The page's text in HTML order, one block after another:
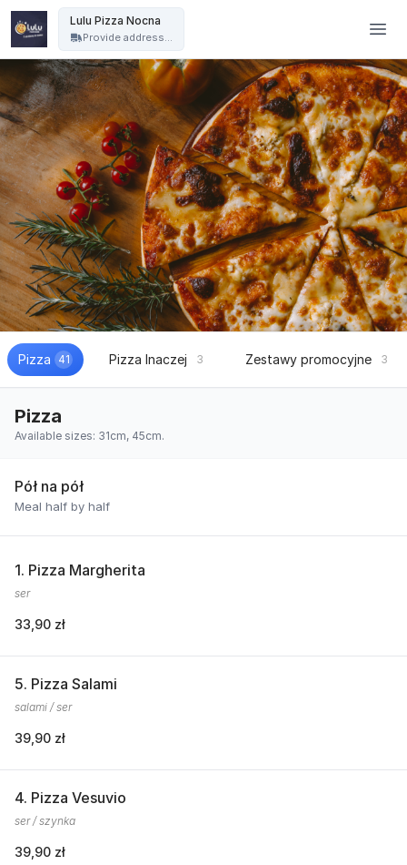
Lulu Pizza Nocna
Provide address...
Pizza 41 Pizza Inaczej 3 Zestawy promocyjne 3
Pizza
Available sizes: 31cm, 45cm.
Pół na pół
Meal half by half
1. Pizza Margherita
ser
33,90 zł
5. Pizza Salami
salami / ser
39,90 zł
4. Pizza Vesuvio
ser / szynka
39,90 zł